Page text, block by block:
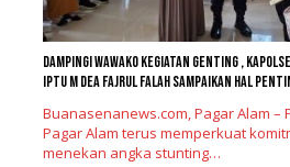
Dampingi Wawako Kegiatan Genting ,
Iptu M Dea Fajrul Falah Sampaikan Hal
Buanasenanews.com, Pagar Alam –
Pagar Alam terus memperkuat
menekan angka stunting…